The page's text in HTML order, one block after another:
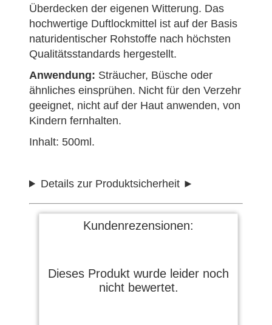
Überdecken der eigenen Witterung. Das
hochwertige Duftlockmittel ist auf der Basis
naturidentischer Rohstoffe nach höchsten
Qualitätsstandards hergestellt.
Anwendung: Sträucher, Büsche oder
ähnliches einsprühen. Nicht für den Verzehr
geeignet, nicht auf der Haut anwenden, von
Kindern fernhalten.
Inhalt: 500ml.
Details zur Produktsicherheit
Kundenrezensionen:
Dieses Produkt wurde leider noch
nicht bewertet.